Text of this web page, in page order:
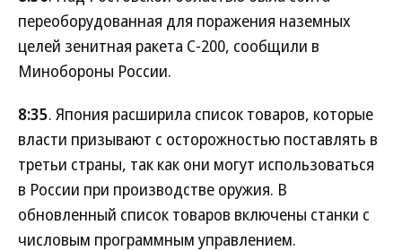
переоборудованная для поражения наземных
целей зенитная ракета С-200, сообщили в
Минобороны России.
8:35. Япония расширила список товаров, которые
власти призывают с осторожностью поставлять в
третьи страны, так как они могут использоваться
в России при производстве оружия. В
обновленный список товаров включены станки с
числовым программным управлением.